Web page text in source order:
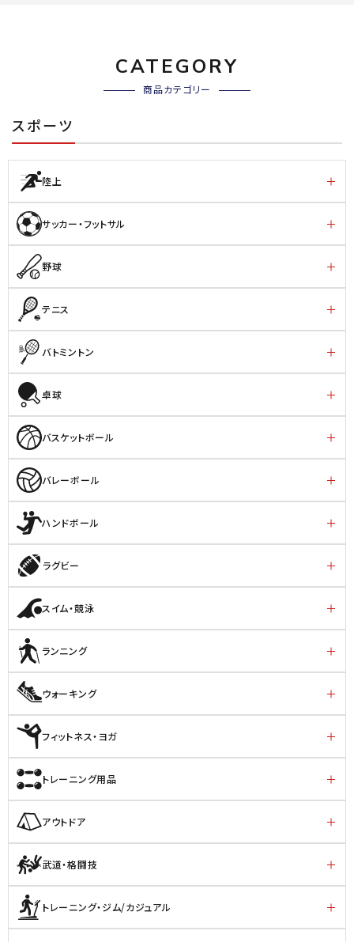
CATEGORY
商品カテゴリー
スポーツ
陸上
サッカー・フットサル
野球
テニス
バトミントン
卓球
バスケットボール
バレーボール
ハンドボール
ラグビー
スイム・競泳
ランニング
ウォーキング
フィットネス・ヨガ
トレーニング用品
アウトドア
武道・格闘技
トレーニング・ジム/カジュアル